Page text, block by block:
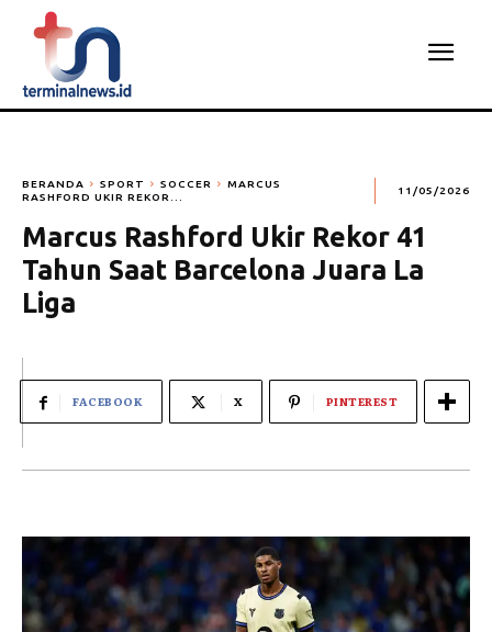
BERANDA SPORT SOCCER
MARCUS
RASHFORD UKIR REKOR...
11/05/2026
Marcus Rashford Ukir Rekor 41
Tahun Saat Barcelona Juara La
Liga
FACEBOOK X PINTEREST